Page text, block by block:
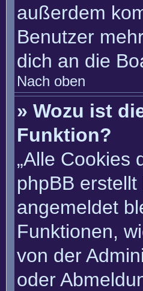
außerdem
Benutzer
dich an die
Nach oben
» Wozu ist
Funktion?
„Alle Cookies
phpBB
angemeldet
Funktionen,
von der
oder